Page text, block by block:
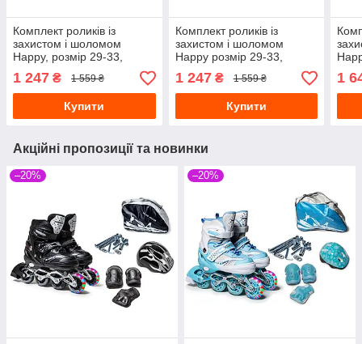
Комплект роликів із
захистом і шоломом
Happy, розмір 29-33,
Чорний, світяться колеса
1 247 ₴ 1 559 ₴
Купити
Комплект роликів із
захистом і шоломом
Happy розмір 29-33,
Бірюзовий
1 247₴ 1 559 ₴
Купити
35-
1
Акційні пропозиції та новинки
–20% –20%